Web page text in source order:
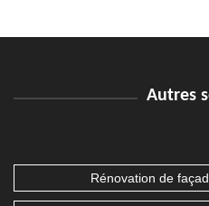
Autres
Rénovation de